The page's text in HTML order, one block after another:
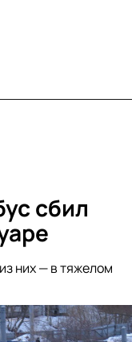
сбил
них — в тяжелом